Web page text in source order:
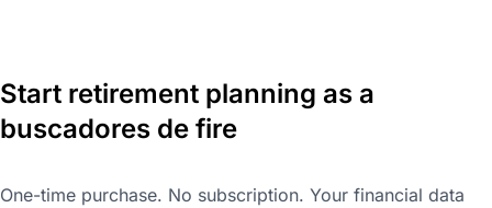
Start retirement planning as a
buscadores de fire
One-time purchase. No subscription. Your financial data